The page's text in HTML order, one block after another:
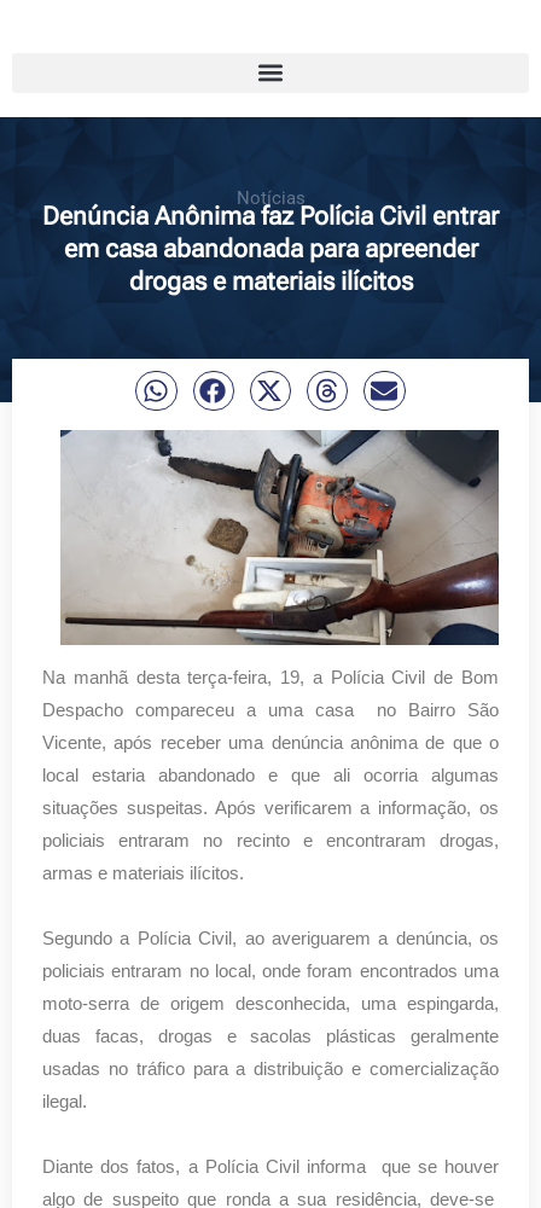
Notícias
Denúncia Anônima faz Polícia Civil entrar
em casa abandonada para apreender
drogas e materiais ilícitos
Na manhã desta terça-feira, 19, a Polícia Civil de Bom
Despacho compareceu a uma casa no Bairro São
Vicente, após receber uma denúncia anônima de que o
local estaria abandonado e que ali ocorria algumas
situações suspeitas. Após verificarem a informação, os
policiais entraram no recinto e encontraram drogas,
armas e materiais ilícitos.
Segundo a Polícia Civil, ao averiguarem a denúncia, os
policiais entraram no local, onde foram encontrados uma
moto-serra de origem desconhecida, uma espingarda,
duas facas, drogas e sacolas plásticas geralmente
usadas no tráfico para a distribuição e comercialização
ilegal.
Diante dos fatos, a Polícia Civil informa que se houver
algo de suspeito que ronda a sua residência, deve-se